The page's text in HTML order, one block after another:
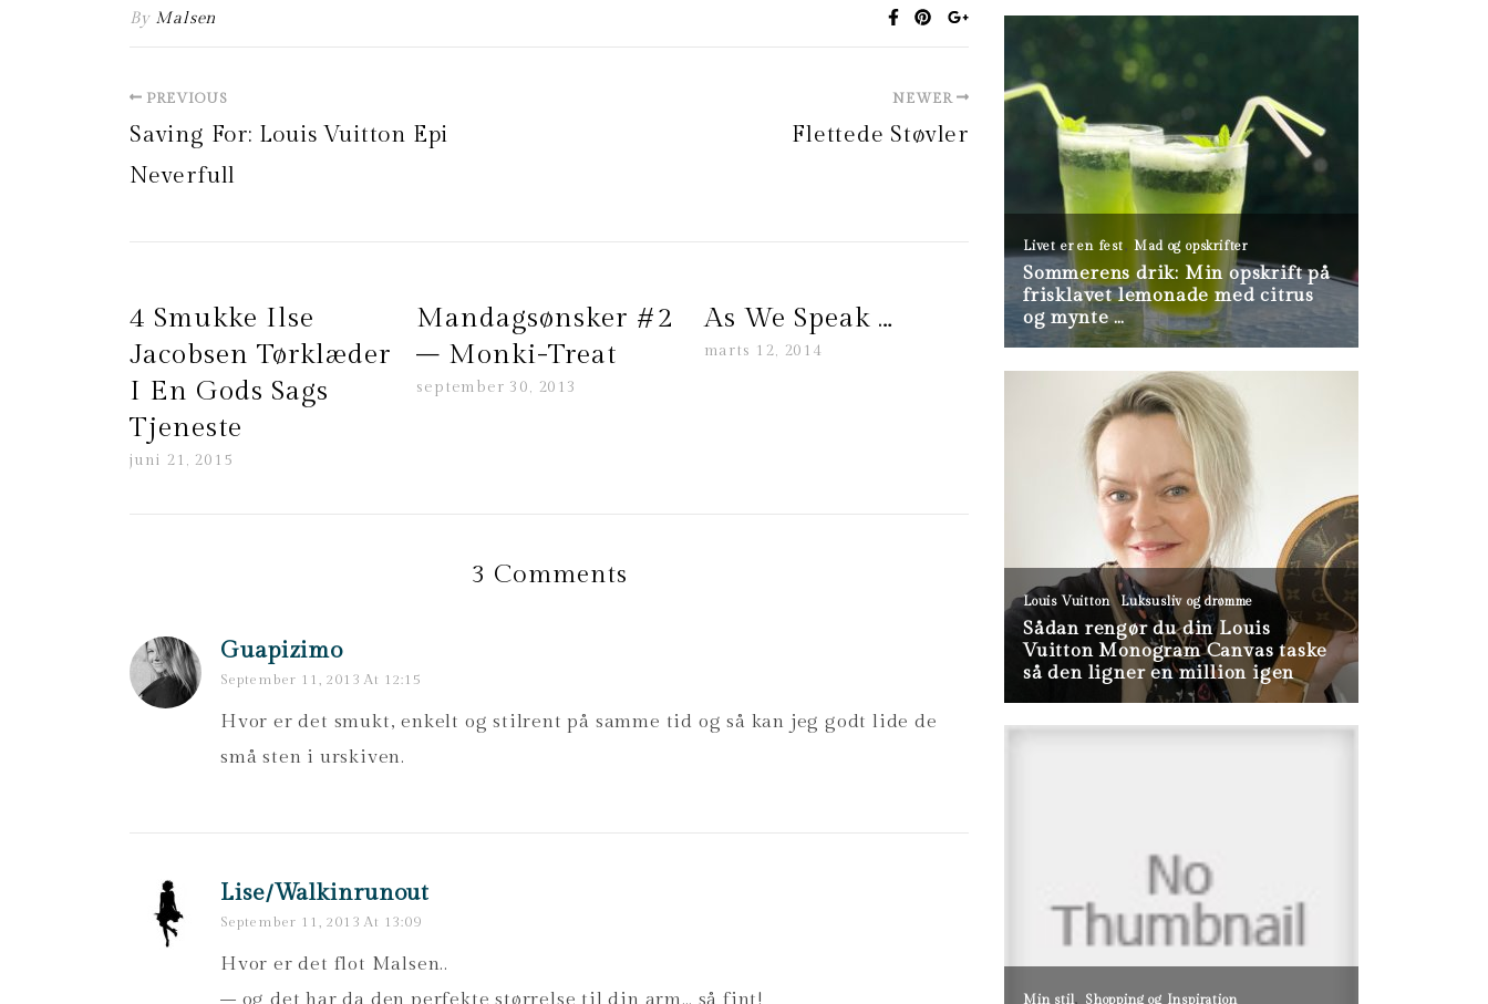
By Malsen
PREVIOUS
Saving For: Louis Vuitton Epi
Neverfull
NEWER
Flettede Støvler
4 Smukke Ilse
Jacobsen Tørklæder
I En Gods Sags
Tjeneste
juni 21, 2015
Mandagsønsker #2
– Monki-Treat
september 30, 2013
As We Speak …
marts 12, 2014
3 Comments
Guapizimo
September 11, 2013 At 12:15
Hvor er det smukt, enkelt og stilrent på samme tid og så kan jeg godt lide de
små sten i urskiven.
Lise/walkinrunout
September 11, 2013 At 13:09
Hvor er det flot Malsen..
– og det har da den perfekte størrelse til din arm… så fint!